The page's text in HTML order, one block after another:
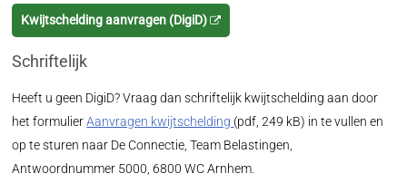
Kwijtschelding aanvragen (DigiD)
Schriftelijk
Heeft u geen DigiD? Vraag dan schriftelijk kwijtschelding aan door
het formulierAanvragen kwijtschelding (pdf, 249 kB) in te vullen en
op te sturen naar De Connectie, Team Belastingen,
Antwoordnummer 5000, 6800 WC Arnhem.